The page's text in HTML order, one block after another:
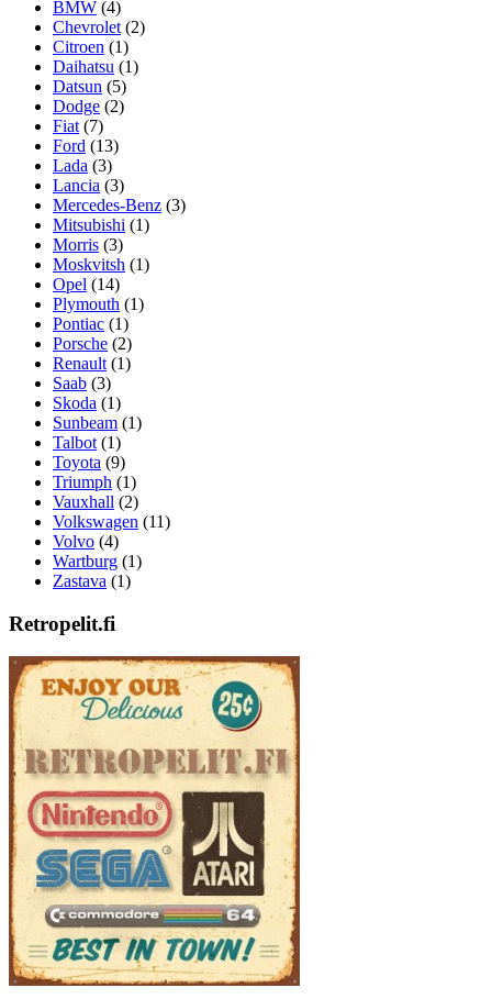
BMW (4)
Chevrolet (2)
Citroen (1)
Daihatsu (1)
Datsun (5)
Dodge (2)
Fiat (7)
Ford (13)
Lada (3)
Lancia (3)
Mercedes-Benz (3)
Mitsubishi (1)
Morris (3)
Moskvitsh (1)
Opel (14)
Plymouth (1)
Pontiac (1)
Porsche (2)
Renault (1)
Saab (3)
Skoda (1)
Sunbeam (1)
Talbot (1)
Toyota (9)
Triumph (1)
Vauxhall (2)
Volkswagen (11)
Volvo (4)
Wartburg (1)
Zastava (1)
Retropelit.fi